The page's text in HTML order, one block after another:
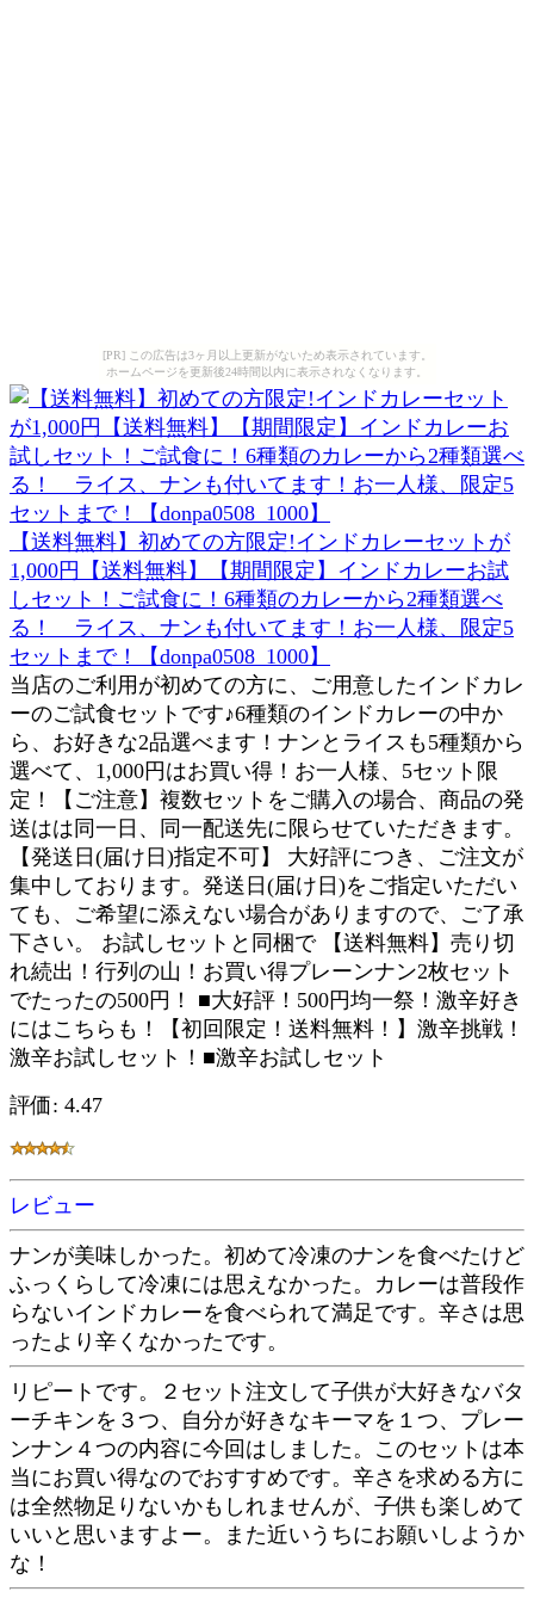
[PR] この広告は3ヶ月以上更新がないため表示されています。
ホームページを更新後24時間以内に表示されなくなります。
【送料無料】初めての方限定!インドカレーセットが
1,000円【送料無料】【期間限定】インドカレーお試
しセット！ご試食に！6種類のカレーから2種類選べ
る！ ライス、ナンも付いてます！お一人様、限定5
セットまで！【donpa0508_1000】
当店のご利用が初めての方に、ご用意したインドカレ
ーのご試食セットです♪6種類のインドカレーの中か
ら、お好きな2品選べます！ナンとライスも5種類から
選べて、1,000円はお買い得！お一人様、5セット限
定！【ご注意】複数セットをご購入の場合、商品の発
送はは同一日、同一配送先に限らせていただきます。
【発送日(届け日)指定不可】 大好評につき、ご注文が
集中しております。発送日(届け日)をご指定いただい
ても、ご希望に添えない場合がありますので、ご了承
下さい。 お試しセットと同梱で 【送料無料】売り切
れ続出！行列の山！お買い得プレーンナン2枚セット
でたったの500円！ ■大好評！500円均一祭！激辛好き
にはこちらも！【初回限定！送料無料！】激辛挑戦！
激辛お試しセット！■激辛お試しセット
評価: 4.47
レビュー
ナンが美味しかった。初めて冷凍のナンを食べたけど
ふっくらして冷凍には思えなかった。カレーは普段作
らないインドカレーを食べられて満足です。辛さは思
ったより辛くなかったです。
リピートです。２セット注文して子供が大好きなバタ
ーチキンを３つ、自分が好きなキーマを１つ、プレー
ンナン４つの内容に今回はしました。このセットは本
当にお買い得なのでおすすめです。辛さを求める方に
は全然物足りないかもしれませんが、子供も楽しめて
いいと思いますよー。また近いうちにお願いしようか
な！